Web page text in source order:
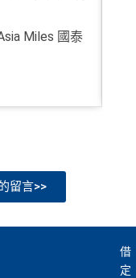
Miles 國泰
留言>>
借
定